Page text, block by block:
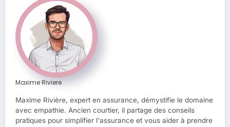
Maxime Riviere
Maxime Rivière, expert en assurance, démystifie le domaine
avec empathie. Ancien courtier, il partage des conseils
pratiques pour simplifier l'assurance et vous aider à prendre